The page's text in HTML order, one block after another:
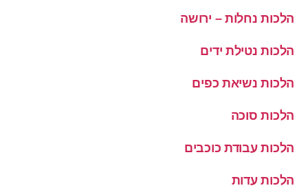
הלכות נחלות – ירושה
הלכות נטילת ידים
הלכות נשיאת כפים
הלכות סוכה
הלכות עבודת כוכבים
הלכות עדות